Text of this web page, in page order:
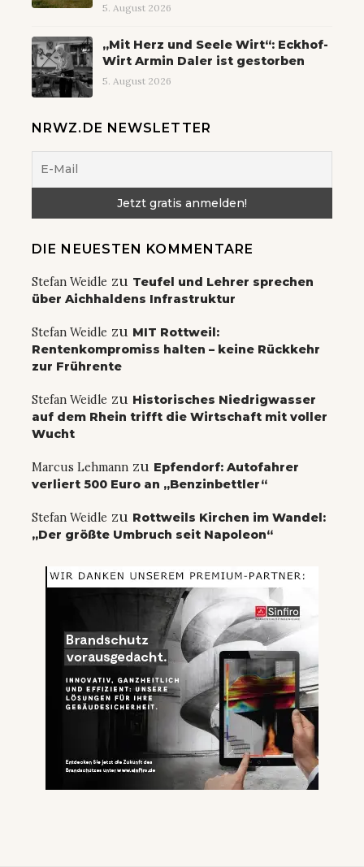
5. August 2026
„Mit Herz und Seele Wirt“: Eckhof-
Wirt Armin Daler ist gestorben
5. August 2026
NRWZ.DE NEWSLETTER
DIE NEUESTEN KOMMENTARE
Stefan Weidle zu Teufel und Lehrer sprechen
über Aichhaldens Infrastruktur
Stefan Weidle zu MIT Rottweil:
Rentenkompromiss halten – keine Rückkehr
zur Frührente
Stefan Weidle zu Historisches Niedrigwasser
auf dem Rhein trifft die Wirtschaft mit voller
Wucht
Marcus Lehmann zu Epfendorf: Autofahrer
verliert 500 Euro an „Benzinbettler“
Stefan Weidle zu Rottweils Kirchen im Wandel:
„Der größte Umbruch seit Napoleon“